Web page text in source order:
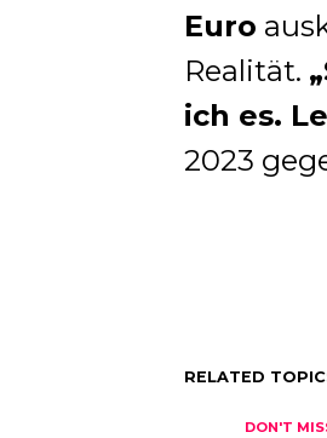
Euro
Realität.
ich es.
2023
RELATED
DON'T